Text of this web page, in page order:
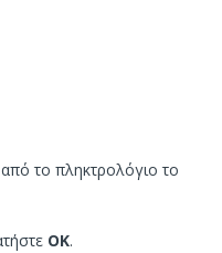
το πληκτρολόγιο το
ΟΚ.